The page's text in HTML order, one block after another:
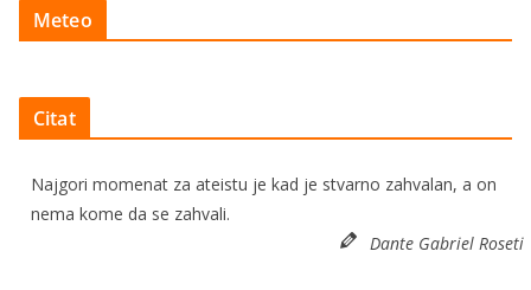
Meteo
Citat
Najgori momenat za ateistu je kad je stvarno zahvalan, a on
nema kome da se zahvali.
Dante Gabriel Roseti